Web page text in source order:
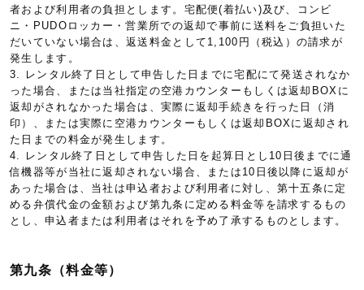
者および利用者の負担とします。宅配便(着払い)及び、コンビ
ニ・PUDOロッカー・営業所での返却で事前に送料をご負担いた
だいていない場合は、返送料金として1,100円（税込）の請求が
発生します。
3. レンタル終了日として申告した日までに宅配にて発送されなか
った場合、または当社指定の空港カウンターもしくは返却BOXに
返却がされなかった場合は、実際に返却手続きを行った日（消
印）、または実際に空港カウンターもしくは返却BOXに返却され
た日までの料金が発生します。
4. レンタル終了日として申告した日を起算日とし10日後までに通
信機器等が当社に返却されない場合、または10日後以降に返却が
あった場合は、当社は申込者および利用者に対し、第十五条に定
める弁償代金の金額および第九条に定める料金等を請求するもの
とし、申込者または利用者はそれを予め了承するものとします。
第九条（料金等）